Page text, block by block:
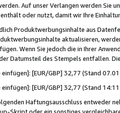
Auf unser Verlangen werden Sie
oder nutzt, damit wir Ihre
Produktwerbungsinhalte aus
aktualisieren,
Wenn Sie jedoch die in Ihrer
Datumsteil des Stempels entfallen.
einfügen]: [EUR/GBP] 32,77 (Stand
einfügen]: [EUR/GBP] 32,77 (Stand
Haftungsausschluss entweder
Skript oder ein sonstiges